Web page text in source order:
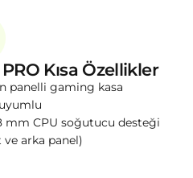
Kısa Özellikler
panelli gaming kasa
mm CPU soğutucu desteği
arka panel)